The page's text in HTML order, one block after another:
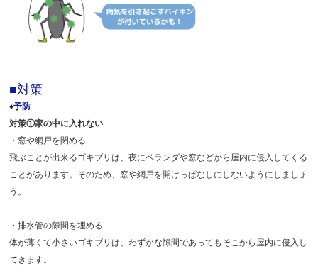
■対策
♦予防
対策①家の中に入れない
・窓や網戸を閉める
飛ぶことが出来るゴキブリは、夜にベランダや窓などから屋内に侵入してくる
ことがあります。そのため、窓や網戸を開けっぱなしにしないようにしましょ
う。
・排水管の隙間を埋める
体が薄くて小さいゴキブリは、わずかな隙間であってもそこから屋内に侵入し
てきます。